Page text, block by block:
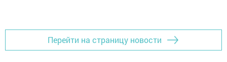
Перейти на страницу новости